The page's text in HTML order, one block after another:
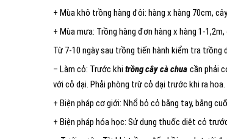
+ Mùa khô trồng hàng đôi: hàng x hàng 70cm,
+ Mùa mưa: Trồng hàng đơn hàng x hàng 1-
Từ 7-10 ngày sau trồng tiến hành kiểm tra trồng
– Làm cỏ: Trước khitrồng cây cà chua cần phải
với cỏ dại. Phải phòng trừ cỏ dại trước khi ra
+ Biện pháp cơ giới: Nhổ bỏ cỏ bằng tay, bằng
+ Biện pháp hóa học: Sử dụng thuốc diệt cỏ